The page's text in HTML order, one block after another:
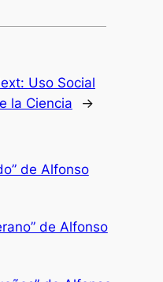
Uso Social
la Ciencia
→
de Alfonso
de Alfonso